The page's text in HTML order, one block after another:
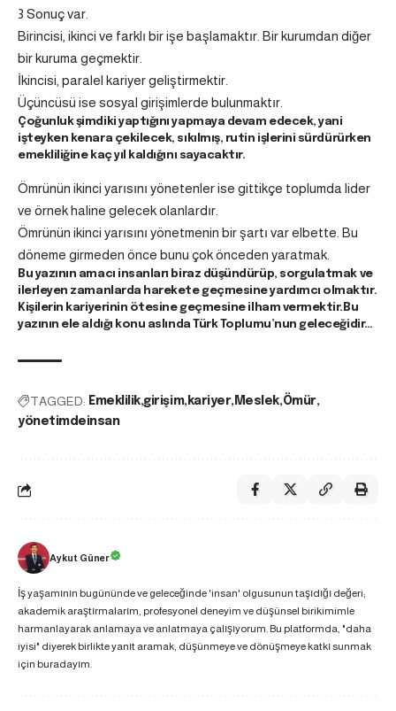
3 Sonuç var.
Birincisi, ikinci ve farklı bir işe başlamaktır. Bir kurumdan diğer
bir kuruma geçmektir.
İkincisi, paralel kariyer geliştirmektir.
Üçüncüsü ise sosyal girişimlerde bulunmaktır.
Çoğunluk şimdiki yaptığını yapmaya devam edecek, yani
işteyken kenara çekilecek, sıkılmış, rutin işlerini sürdürürken
emekliliğine kaç yıl kaldığını sayacaktır.
Ömrünün ikinci yarısını yönetenler ise gittikçe toplumda lider
ve örnek haline gelecek olanlardır.
Ömrünün ikinci yarısını yönetmenin bir şartı var elbette. Bu
döneme girmeden önce bunu çok önceden yaratmak.
Bu yazının amacı insanları biraz düşündürüp, sorgulatmak ve
ilerleyen zamanlarda harekete geçmesine yardımcı olmaktır.
Kişilerin kariyerinin ötesine geçmesine ilham vermektir.Bu
yazının ele aldığı konu aslında Türk Toplumu’nun geleceğidir…
TAGGED: Emeklilik girişim kariyer Meslek Ömür
yönetimdeinsan
Aykut Güner
İş yaşamının bugününde ve geleceğinde 'insan' olgusunun taşıdığı değeri;
akademik araştırmalarım, profesyonel deneyim ve düşünsel birikimimle
harmanlayarak anlamaya ve anlatmaya çalışıyorum. Bu platformda, "daha
iyisi" diyerek birlikte yanıt aramak, düşünmeye ve dönüşmeye katkı sunmak
için buradayım.